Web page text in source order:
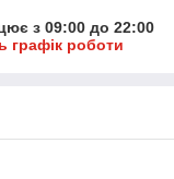
з 09:00 до 22:00
графік роботи